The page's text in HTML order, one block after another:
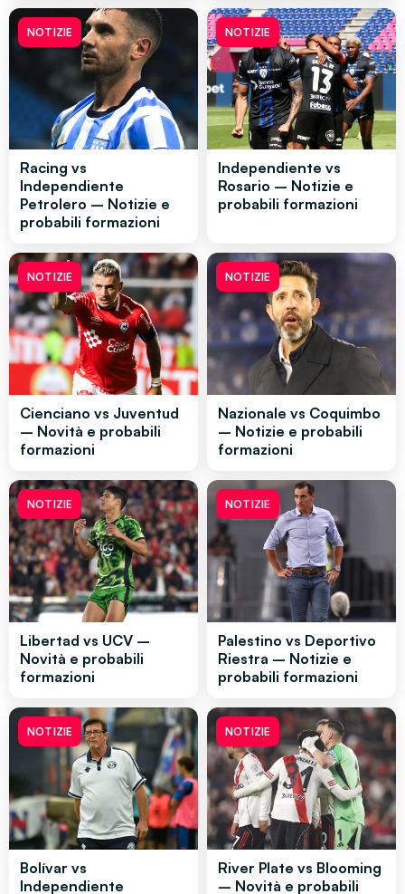
NOTIZIE
Racing vs
Independiente
Petrolero – Notizie e
probabili formazioni
NOTIZIE
Independiente vs
Rosario – Notizie e
probabili formazioni
NOTIZIE
Cienciano vs Juventud
– Novità e probabili
formazioni
NOTIZIE
Nazionale vs Coquimbo
– Notizie e probabili
formazioni
NOTIZIE
Libertad vs UCV –
Novità e probabili
formazioni
NOTIZIE
Palestino vs Deportivo
Riestra – Notizie e
probabili formazioni
NOTIZIE
Bolívar vs
Independiente
NOTIZIE
River Plate vs Blooming
– Novità e probabili